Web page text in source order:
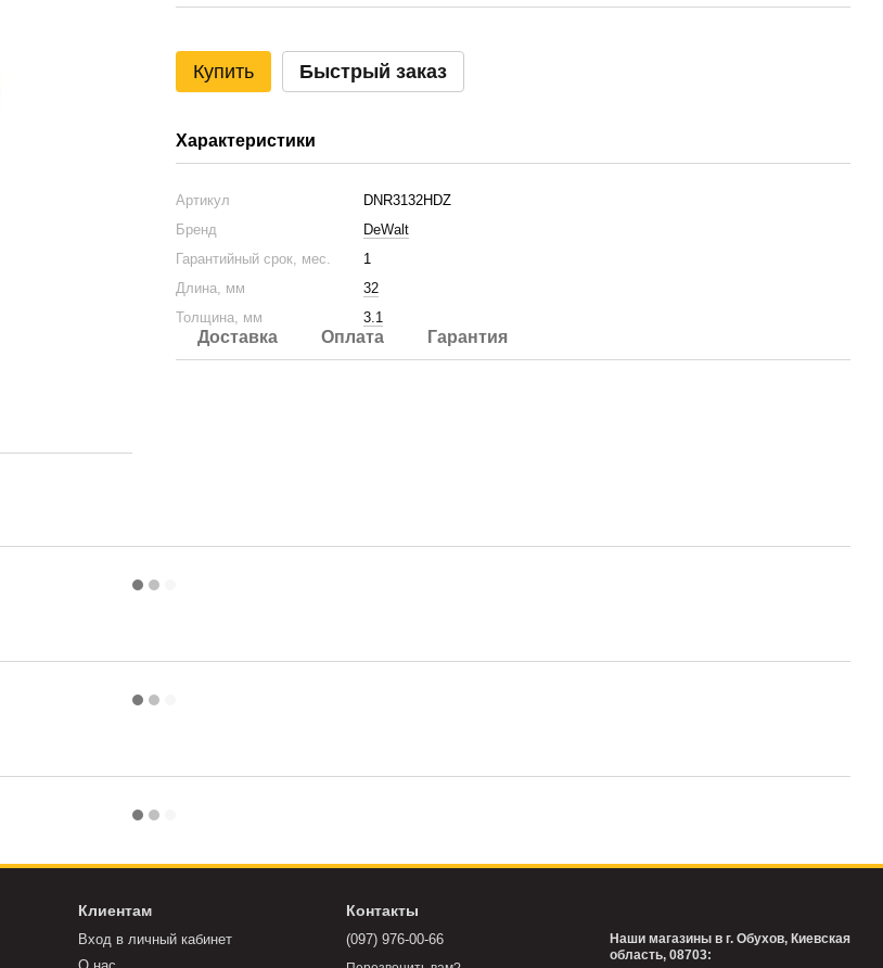
Купить Быстрый заказ
Характеристики
Артикул
DNR3132HDZ
Бренд
DeWalt
Гарантийный срок, мес.
1
Длина, мм
32
Толщина, мм
3.1
Доставка Оплата Гарантия
Клиентам
Вход в личный кабинет
Контакты
(097) 976-00-66
Наши магазины в г. Обухов, Киевская
область, 08703: